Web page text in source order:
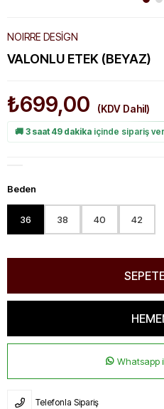
NOIRRE DESİGN
VALONLU ETEK (BEYAZ)
₺699,00 (KDV Dahil)
🚚 3 saat 49 dakika içinde sipariş
Beden
36 38 40 42
Whatsapp
Telefonla Sipariş